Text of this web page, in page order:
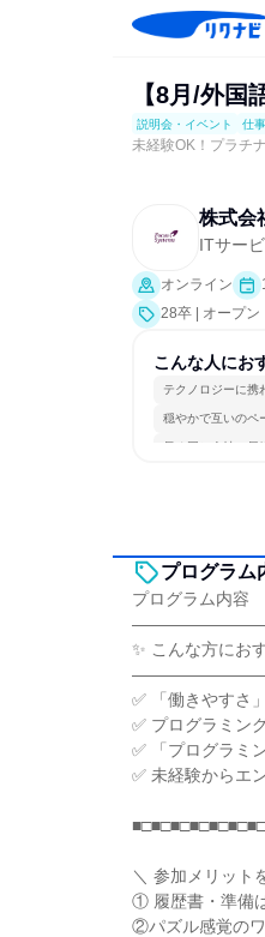
【8月/外国
説明会・イベント 仕
未経験OK！プラチ
株式会
ITサー
オンライン
28卒 | オープン
こんな人にお
テクノロジーに携
穏やかで互いのペ
長く同じ会社に居
プログラム
プログラム内容
✨ こんな方にお
✅ 「働きやすさ
✅ プログラミン
✅ 「プログラミ
✅ 未経験からエ
＼ 参加メリット
① 履歴書・準備
②パズル感覚の